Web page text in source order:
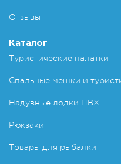
Отзывы
Каталог
Туристические палатки
Спальные мешки и
Надувные лодки ПВХ
Рюкзаки
Товары для рыбалки